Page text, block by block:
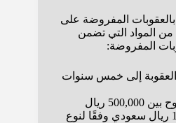
المفروضة على
من المواد التي تضمن
المفروضة:
إلى خمس سنوات
: تتراوح بين 500,000 ريال
سعودي إلى 1,000,000 ريال سعودي وفقًا لنوع